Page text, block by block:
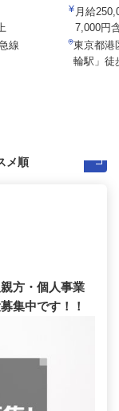
線
月給
7,000円
東京都港
輪駅」徒
方・個人事業
集中です！！